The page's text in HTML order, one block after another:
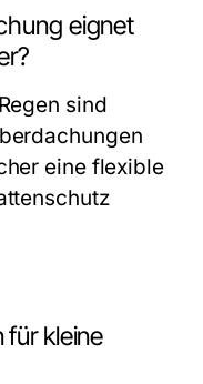
eignet
sind
eine flexible
kleine